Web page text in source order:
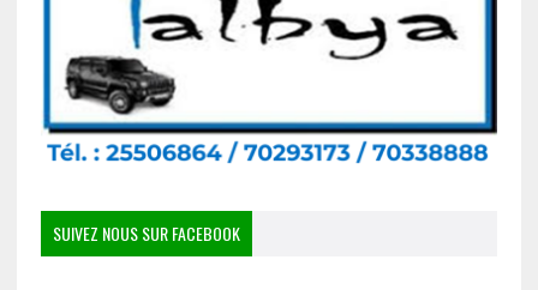
SUIVEZ NOUS SUR FACEBOOK